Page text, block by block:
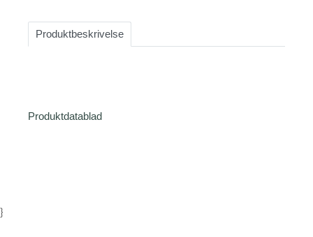
Produktbeskrivelse
Produktdatablad
}